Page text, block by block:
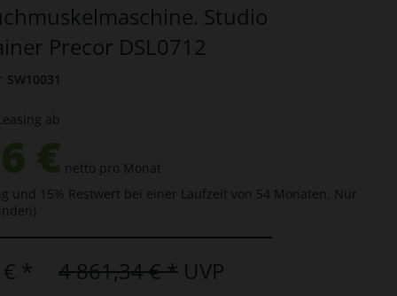
Studio
Precor DSL0712
SW10031
ab
€ netto pro Monat
und 15% Restwert bei einer Laufzeit von 54 Monaten. Nur
* 4 861,34 € * UVP